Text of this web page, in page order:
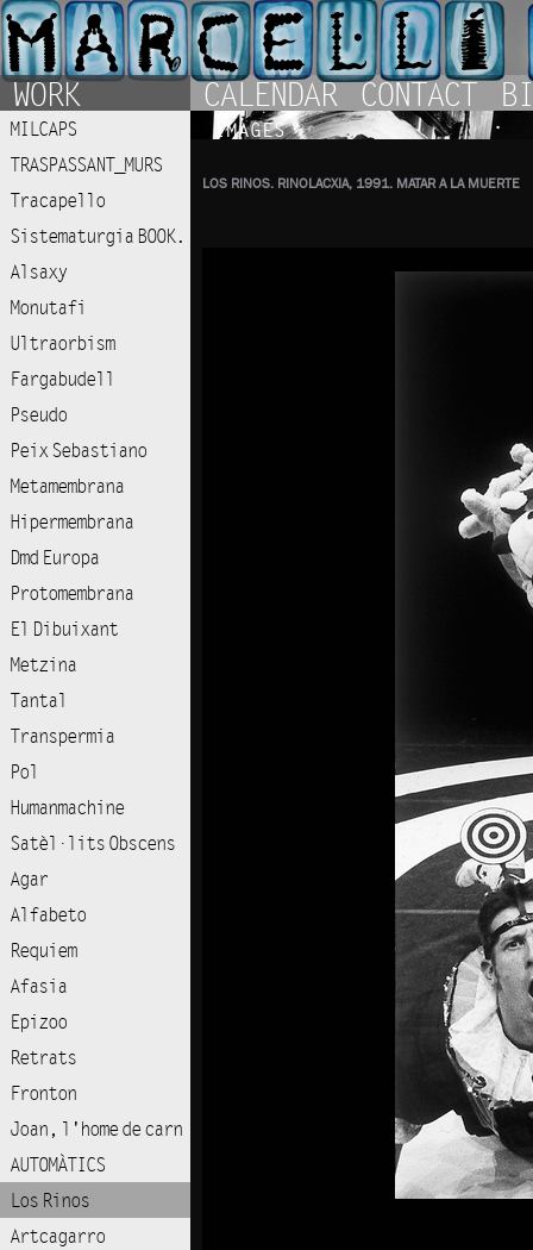
WORK
MILCAPS
TRASPASSANT_MURS
Tracapello
Sistematurgia BOOK.
Alsaxy
Monutafi
Ultraorbism
Fargabudell
Pseudo
Peix Sebastiano
Metamembrana
Hipermembrana
Dmd Europa
Protomembrana
El Dibuixant
Metzina
Tantal
Transpermia
Pol
Humanmachine
Satèl·lits Obscens
Agar
Alfabeto
Requiem
Afasia
Epizoo
Retrats
Fronton
Joan, l'home de carn
AUTOMÀTICS
Los Rinos
Artcagarro
CALENDAR CONTACT
IMAGES
LOS RINOS. RINOLACXIA, 1991. MATAR A LA MUERTE